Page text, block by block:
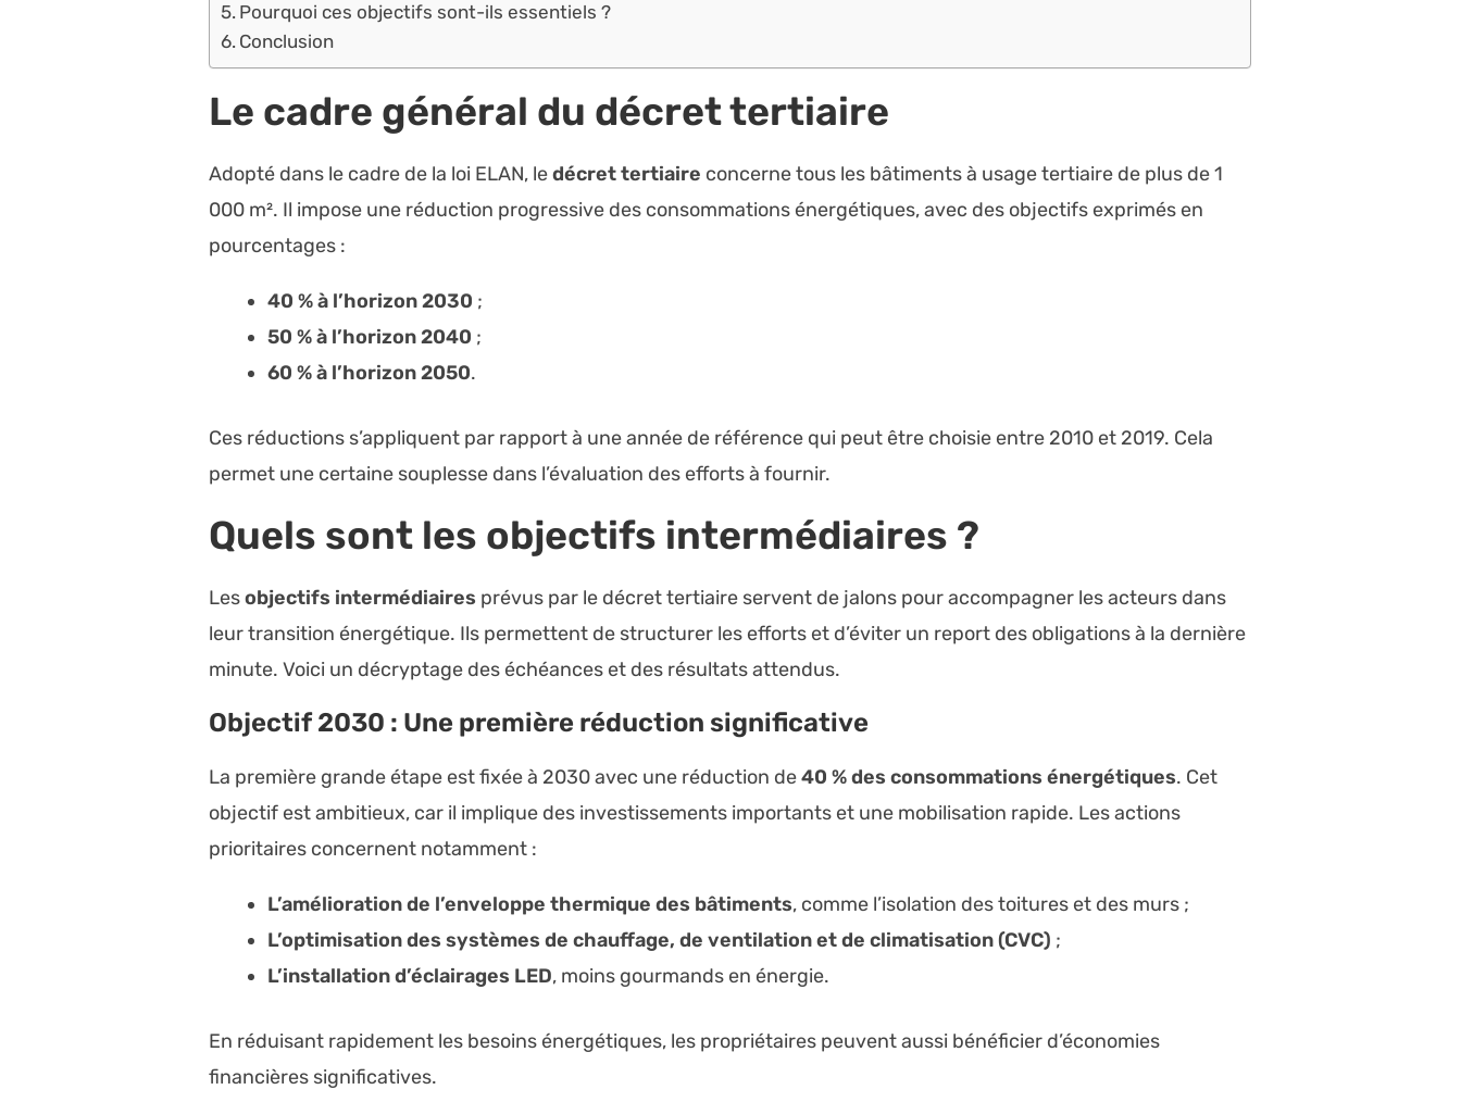
Pourquoi ces objectifs sont-ils essentiels ?
Conclusion
Le cadre général du décret tertiaire
Adopté dans le cadre de la loi ELAN, ledécret tertiaire concerne tous les bâtiments à usage tertiaire de plus de 1
000 m². Il impose une réduction progressive des consommations énergétiques, avec des objectifs exprimés en
pourcentages :
40 % à l’horizon 2030 ;
50 % à l’horizon 2040 ;
60 % à l’horizon 2050.
Ces réductions s’appliquent par rapport à une année de référence qui peut être choisie entre 2010 et 2019. Cela
permet une certaine souplesse dans l’évaluation des efforts à fournir.
Quels sont les objectifs intermédiaires ?
Lesobjectifs intermédiaires prévus par le décret tertiaire servent de jalons pour accompagner les acteurs dans
leur transition énergétique. Ils permettent de structurer les efforts et d’éviter un report des obligations à la dernière
minute. Voici un décryptage des échéances et des résultats attendus.
Objectif 2030 : Une première réduction significative
La première grande étape est fixée à 2030 avec une réduction de40 % des consommations énergétiques. Cet
objectif est ambitieux, car il implique des investissements importants et une mobilisation rapide. Les actions
prioritaires concernent notamment :
L’amélioration de l’enveloppe thermique des bâtiments, comme l’isolation des toitures et des murs ;
L’optimisation des systèmes de chauffage, de ventilation et de climatisation (CVC) ;
L’installation d’éclairages LED, moins gourmands en énergie.
En réduisant rapidement les besoins énergétiques, les propriétaires peuvent aussi bénéficier d’économies
financières significatives.